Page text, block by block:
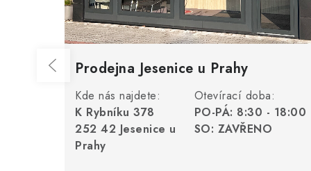
Prodejna Jesenice u Prahy
Kde nás najdete:
K Rybníku 378
252 42 Jesenice u
Prahy
Otevírací doba:
PO-PÁ: 8:30 - 18:00
SO: ZAVŘENO